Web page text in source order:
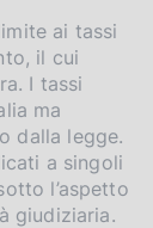
ai tassi
il cui
I tassi
ma
dalla legge.
a singoli
l’aspetto
giudiziaria.